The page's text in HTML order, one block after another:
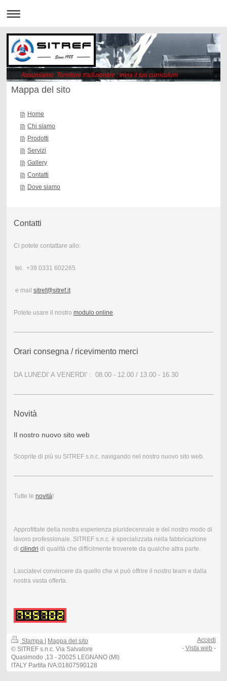
Assumiamo Tornitore tradizionale ; invia il tuo curriculum
Mappa del sito
Home
Chi siamo
Prodotti
Servizi
Gallery
Contatti
Dove siamo
Contatti
Ci potete contattare allo:
tel. +39 0331 602265
e mail sitref@sitref.it
Potete usare il nostro modulo online.
Orari consegna / ricevimento merci
DA LUNEDI' A VENERDI' : 08.00 - 12.00 / 13.00 - 16.30
Novità
Il nostro nuovo sito web
Scoprite di più su SITREF s.n.c. navigando nel nostro nuovo sito web.
Tutte le novità!
Approfittate della nostra esperienza pluridecennale e del nostro modo di
lavoro professionale. SITREF s.n.c. è specializzata nella fabbricazione
di cilindri di qualità che difficilmente troverete da qualche altra parte.
Lasciatevi convincere da quello che vi può offrire il nostro team e dalla
nostra vasta offerta.
Stampa | Mappa del sito
© SITREF s.n.c. Via Salvatore
Quasimodo ,13 - 20025 LEGNANO (MI)
ITALY Partita IVA:01807590128
Accedi
-Vista web -